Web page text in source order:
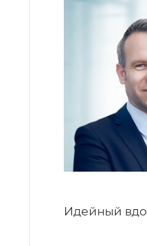
Идейный